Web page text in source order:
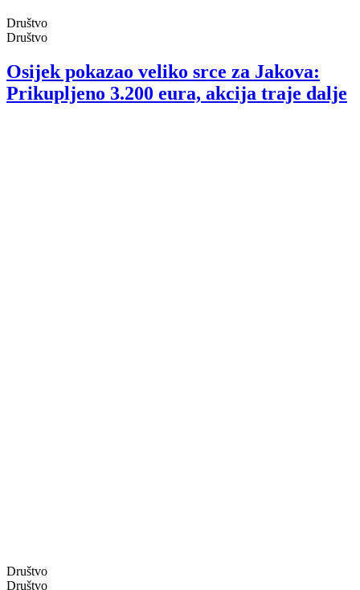
Društvo
Društvo
Osijek pokazao veliko srce za Jakova:
Prikupljeno 3.200 eura, akcija traje dalje
Društvo
Društvo